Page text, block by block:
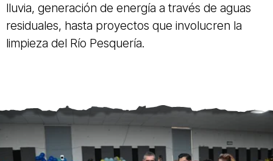
lluvia, generación de energía a través de aguas
residuales, hasta proyectos que involucren la
limpieza del Río Pesquería.